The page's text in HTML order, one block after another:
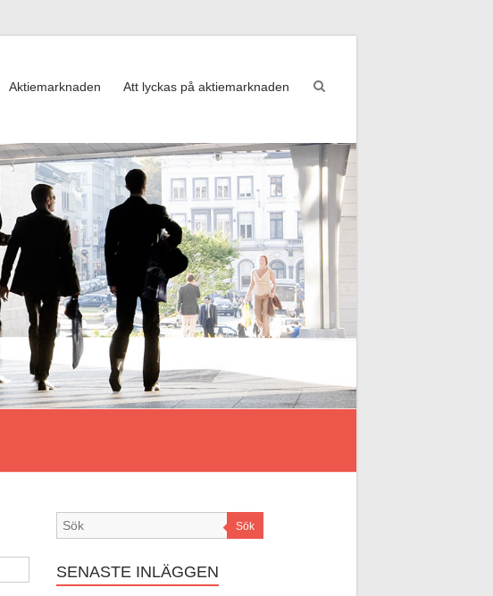
Aktiemarknaden Att lyckas på aktiemarknaden
Sök
SENASTE INLÄGGEN